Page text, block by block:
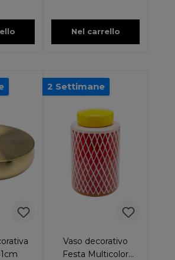
Nel carrello
2 Settimane
Vaso decorativo
Festa Multicolor